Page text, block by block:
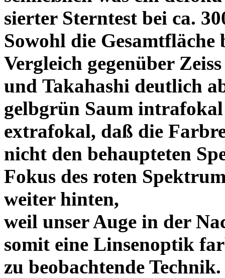
sierter Sterntest bei ca.
Sowohl die
Vergleich gegenüber Zeiss
und Takahashi deutlich
gelbgrün Saum
extrafokal, daß die
nicht den behaupteten
Fokus des roten
weiter hinten,
weil unser Auge in der
somit eine Linsenoptik
zu beobachtende